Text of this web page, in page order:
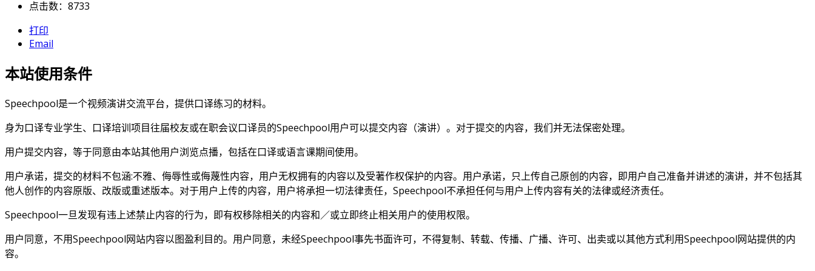
点击数：8733
打印
Email
本站使用条件
Speechpool是一个视频演讲交流平台，提供口译练习的材料。
身为口译专业学生、口译培训项目往届校友或在职会议口译员的Speechpool用户可以提交内容（演讲）。对于提交的内容，我们并无法保密处理。
用户提交内容，等于同意由本站其他用户浏览点播，包括在口译或语言课期间使用。
用户承诺，提交的材料不包涵:不雅、侮辱性或侮蔑性内容，用户无权拥有的内容以及受著作权保护的内容。用户承诺，只上传自己原创的内容，即用户自己准备并讲述的演讲，并不包括其
他人创作的内容原版、改版或重述版本。对于用户上传的内容，用户将承担一切法律责任，Speechpool不承担任何与用户上传内容有关的法律或经济责任。
Speechpool一旦发现有违上述禁止内容的行为，即有权移除相关的内容和／或立即终止相关用户的使用权限。
用户同意，不用Speechpool网站内容以图盈利目的。用户同意，未经Speechpool事先书面许可，不得复制、转载、传播、广播、许可、出卖或以其他方式利用Speechpool网站提供的内
容。